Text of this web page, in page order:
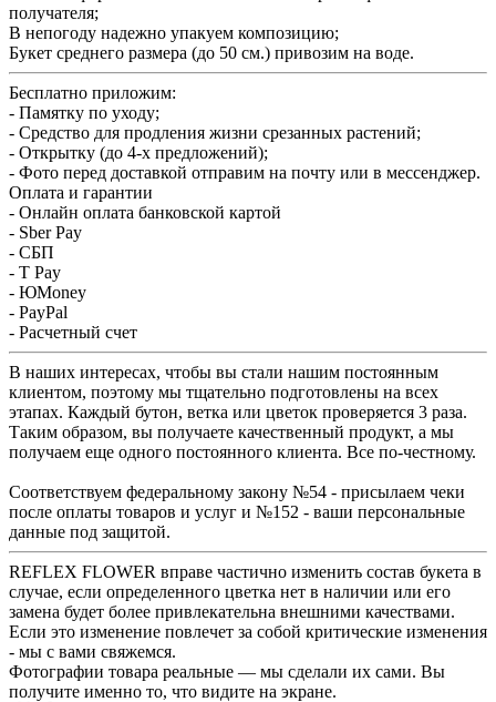
получателя;
В непогоду надежно упакуем композицию;
Букет среднего размера (до 50 см.) привозим на воде.
Бесплатно приложим:
- Памятку по уходу;
- Средство для продления жизни срезанных растений;
- Открытку (до 4-х предложений);
- Фото перед доставкой отправим на почту или в мессенджер.
Оплата и гарантии
- Онлайн оплата банковской картой
- Sber Pay
- СБП
- T Pay
- ЮMoney
- PayPal
- Расчетный счет
В наших интересах, чтобы вы стали нашим постоянным
клиентом, поэтому мы тщательно подготовлены на всех
этапах. Каждый бутон, ветка или цветок проверяется 3 раза.
Таким образом, вы получаете качественный продукт, а мы
получаем еще одного постоянного клиента. Все по-честному.
Соответствуем федеральному закону №54 - присылаем чеки
после оплаты товаров и услуг и №152 - ваши персональные
данные под защитой.
REFLEX FLOWER вправе частично изменить состав букета в
случае, если определенного цветка нет в наличии или его
замена будет более привлекательна внешними качествами.
Если это изменение повлечет за собой критические изменения
- мы с вами свяжемся.
Фотографии товара реальные — мы сделали их сами. Вы
получите именно то, что видите на экране.